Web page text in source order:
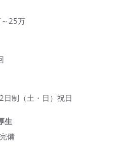
25万
日制（土・日）祝日
生
備